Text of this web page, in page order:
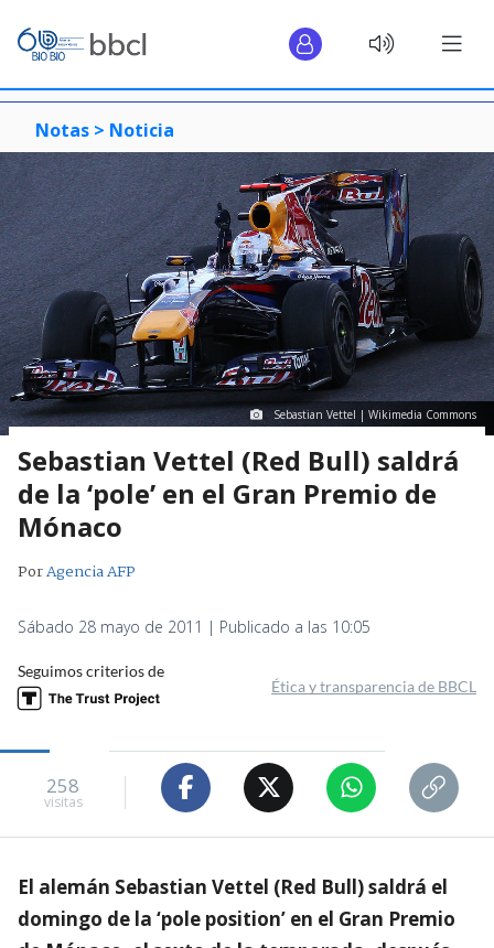
Notas > Noticia
Sebastian Vettel | Wikimedia Commons
Sebastian Vettel (Red Bull) saldrá
de la ‘pole’ en el Gran Premio de
Mónaco
PorAgencia AFP
Sábado 28 mayo de 2011 | Publicado a las 10:05
Seguimos criterios de
Ética y transparencia de BBCL
258
visitas
El alemán Sebastian Vettel (Red Bull) saldrá el
domingo de la ‘pole position’ en el Gran Premio